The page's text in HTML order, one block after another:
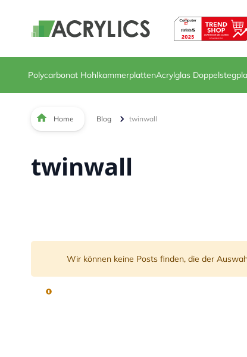
Polycarbonat HohlkammerplattenAcrylglas
Home Blog twinwall
twinwall
Wir können keine Posts finden, die der